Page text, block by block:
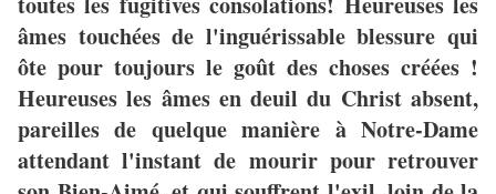
âmes touchées de l'inguérissable blessure qui
ôte pour toujours le goût des choses créées !
Heureuses les âmes en deuil du Christ absent,
pareilles de quelque manière à Notre-Dame
attendant l'instant de mourir pour retrouver